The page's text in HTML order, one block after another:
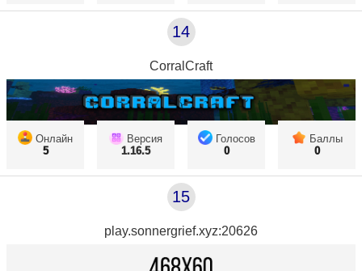
14
CorralCraft
Онлайн
5
Версия
1.16.5
Голосов
0
Баллы
0
15
play.sonnergrief.xyz:20626